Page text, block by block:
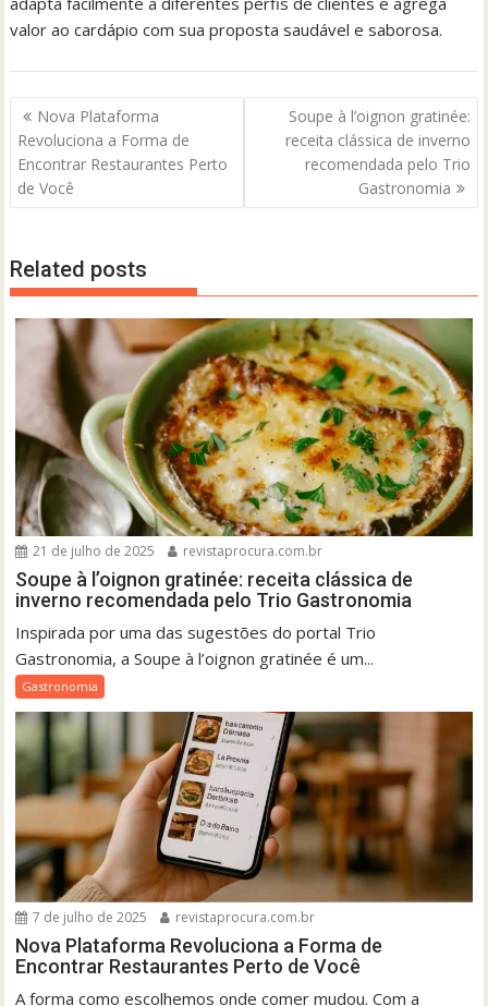
valor ao cardápio com sua proposta saudável e saborosa.
Navegação
de
Post
Nova Plataforma
Revoluciona a Forma de
Encontrar Restaurantes Perto
de Você
Soupe à l’oignon gratinée:
receita clássica de inverno
recomendada pelo Trio
Gastronomia
Related posts
21 de julho de 2025 revistaprocura.com.br
Soupe à l’oignon gratinée: receita clássica de
inverno recomendada pelo Trio Gastronomia
Inspirada por uma das sugestões do portal Trio
Gastronomia, a Soupe à l’oignon gratinée é um...
Gastronomia
7 de julho de 2025 revistaprocura.com.br
Nova Plataforma Revoluciona a Forma de
Encontrar Restaurantes Perto de Você
A forma como escolhemos onde comer mudou. Com a